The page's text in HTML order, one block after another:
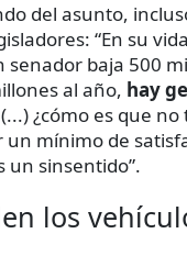
del asunto,
“En su
senador baja 500
al año, hay
(...) ¿cómo es que
mínimo de
un sinsentido”.
los